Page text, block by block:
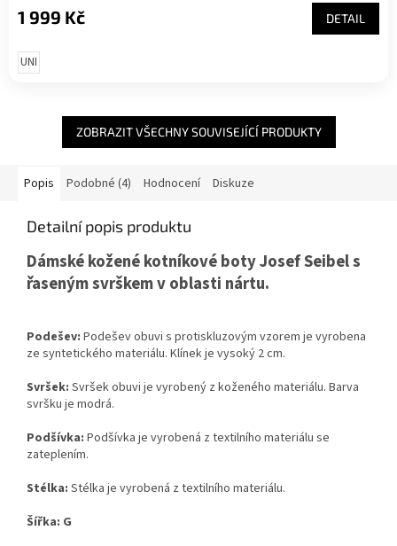
1 999 Kč DETAIL
UNI
ZOBRAZIT VŠECHNY SOUVISEJÍCÍ PRODUKTY
Popis Podobné (4) Hodnocení Diskuze
Detailní popis produktu
Dámské kožené kotníkové boty Josef Seibel s
řaseným svrškem v oblasti nártu.
Podešev: Podešev obuvi s protiskluzovým vzorem je vyrobena
ze syntetického materiálu. Klínek je vysoký 2 cm.
Svršek: Svršek obuvi je vyrobený z koženého materiálu. Barva
svršku je modrá.
Podšívka: Podšívka je vyrobená z textilního materiálu se
zateplením.
Stélka: Stélka je vyrobená z textilního materiálu.
Šířka: G